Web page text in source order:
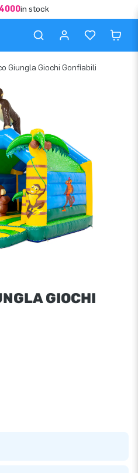
in stock
Giungla Giochi Gonfiabili
GIOCHI